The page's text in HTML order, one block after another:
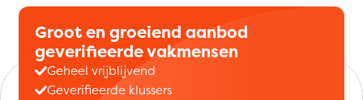
Groot en groeiend aanbod
geverifieerde vakmensen
Geheel vrijblijvend
Geverifieerde klussers